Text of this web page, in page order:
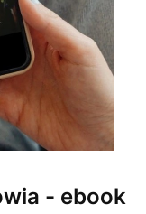
- ebook